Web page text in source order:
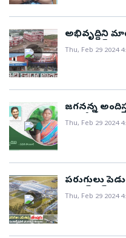
అభివృద్ధిని
ఆంధ్రప్రదేశ్‌ని
ప్రభుత్వం..
Thu, Feb 29 2024
జగనన్న
ఎంతో మేలు
Thu, Feb 29 2024
పరుగులు
ఎయిర్‌పోర్ట్
Thu, Feb 29 2024